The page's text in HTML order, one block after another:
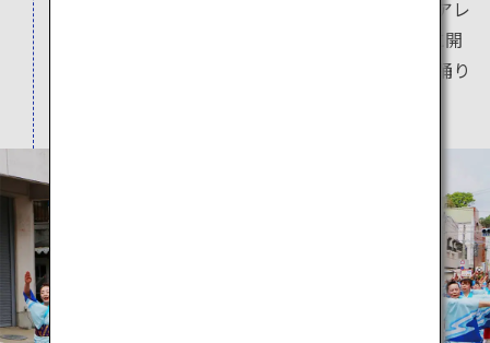
深ハイヤ節」。港から港へ、全国各地で様々なアレ
ンジが加わり歌い継がれてきました。毎年4月に開
催される牛深ハイヤ祭りでは、躍動感あふれる踊り